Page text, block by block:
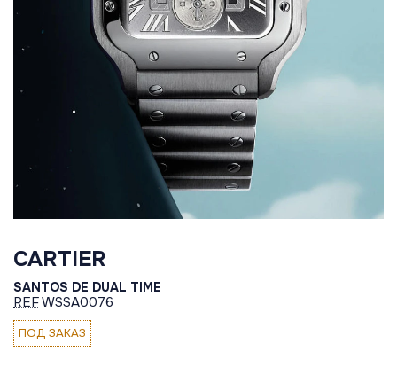
CARTIER
SANTOS DE DUAL TIME
REFWSSA0076
ПОД ЗАКАЗ